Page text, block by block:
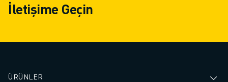
edin.
İletişime Geçin
ÜRÜNLER